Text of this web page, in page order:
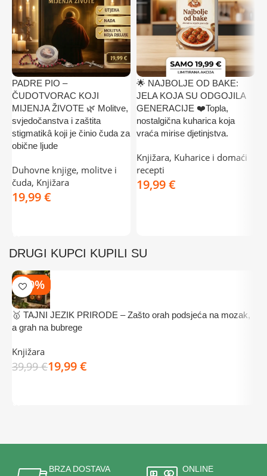
PADRE PIO –
ČUDOTVORAC KOJI
MIJENJA ŽIVOTE 🌿 Molitve,
svjedočanstva i zaštita
stigmatikâ koji je činio čuda za
obične ljude
Duhovne knjige, molitve i
čuda, Knjižara
€
🌟 NAJBOLJE OD BAKE:
JELA KOJA SU ODGOJILA
GENERACIJE ❤️Topla,
nostalgična kuharica koja
vraća mirise djetinjstva.
Knjižara, Kuharice i domaći
recepti
€
DRUGI KUPCI KUPILI SU
-50%
🥇 TAJNI JEZIK PRIRODE – Zašto orah podsjeća na mozak,
a grah na bubrege
Knjižara
39,99€19,99€
BRZA DOSTAVA
ONLINE